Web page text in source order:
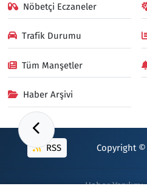
Nöbetçi Eczaneler
Trafik Durumu
Tüm Manşetler
Haber Arşivi
RSS Copyright ©